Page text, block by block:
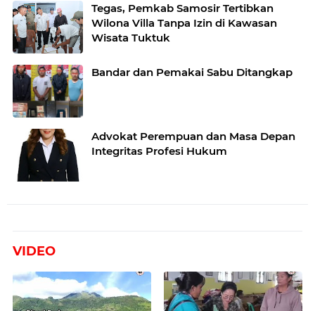
Tegas, Pemkab Samosir Tertibkan
Wilona Villa Tanpa Izin di Kawasan
Wisata Tuktuk
Bandar dan Pemakai Sabu Ditangkap
Advokat Perempuan dan Masa Depan
Integritas Profesi Hukum
VIDEO